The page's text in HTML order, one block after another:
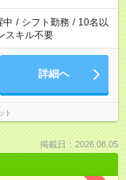
中 / シフト勤務 / 10名以
スキル不要
詳細へ
ト
掲載日：2026.08.05